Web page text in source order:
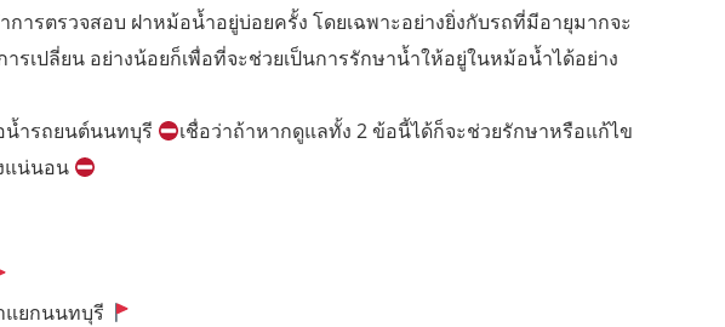
ารตรวจสอบ ฝาหม้อน้ำอยู่บ่อยครั้ง โดยเฉพาะอย่างยิ่งกับรถที่มีอายุมากจะ
รเปลี่ยน อย่างน้อยก็เพื่อที่จะช่วยเป็นการรักษาน้ำให้อยู่ในหม้อน้ำได้อย่าง
น้ำรถยนต์นนทบุรี
เชื่อว่าถ้าหากดูแลทั้ง 2 ข้อนี้ได้ก็จะช่วยรักษาหรือแก้ไข
แน่นอน
ยกนนทบุรี